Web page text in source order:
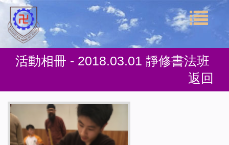
活動相冊 - 2018.03.01 靜修書法班
返回